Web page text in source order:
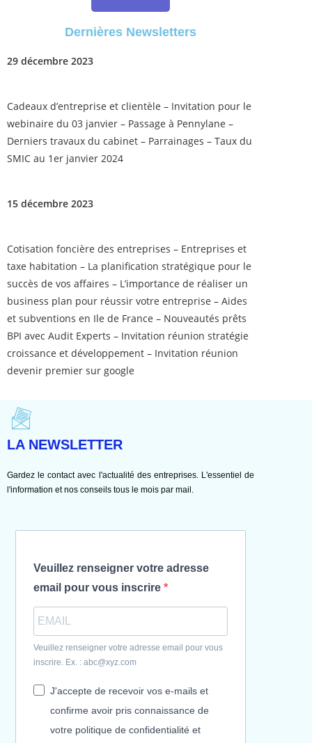
Dernières Newsletters
29 décembre 2023
Cadeaux d’entreprise et clientèle – Invitation pour le
webinaire du 03 janvier – Passage à Pennylane –
Derniers travaux du cabinet – Parrainages – Taux du
SMIC au 1er janvier 2024
15 décembre 2023
Cotisation foncière des entreprises – Entreprises et
taxe habitation – La planification stratégique pour le
succès de vos affaires – L’importance de réaliser un
business plan pour réussir votre entreprise – Aides
et subventions en Ile de France – Nouveautés prêts
BPI avec Audit Experts – Invitation réunion stratégie
croissance et développement – Invitation réunion
devenir premier sur google
LA NEWSLETTER
Gardez le contact avec l'actualité des entreprises. L'essentiel de
l'information et nos conseils tous le mois par mail.
Veuillez renseigner votre adresse
email pour vous inscrire
Veuillez renseigner votre adresse email pour vous
inscrire. Ex. : abc@xyz.com
J'accepte de recevoir vos e-mails et
confirme avoir pris connaissance de
votre politique de confidentialité et